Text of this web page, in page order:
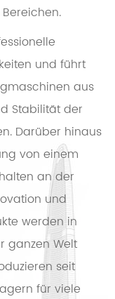
und führt
aus
Stabilität der
Darüber hinaus
von einem
an der
und
werden in
ganzen Welt
seit
für viele